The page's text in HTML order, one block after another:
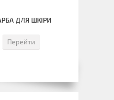
ДЛЯ ШКІРИ
Перейти